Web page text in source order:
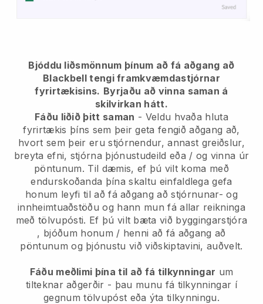
Bjóddu liðsmönnum þínum að fá aðgang að
Blackbell tengi framkvæmdastjórnar
fyrirtækisins. Byrjaðu að vinna saman á
skilvirkan hátt.
Fáðu liðið þitt saman - Veldu hvaða hluta
fyrirtækis þíns sem þeir geta fengið aðgang að,
hvort sem þeir eru stjórnendur, annast greiðslur,
breyta efni, stjórna þjónustudeild eða / og vinna úr
pöntunum. Til dæmis, ef þú vilt koma með
endurskoðanda þína skaltu einfaldlega gefa
honum leyfi til að fá aðgang að stjórnunar- og
innheimtuaðstöðu og hann mun fá allar reikninga
með tölvupósti. Ef þú vilt bæta við byggingarstjóra
, bjóðum honum / henni að fá aðgang að
pöntunum og þjónustu við viðskiptavini, auðvelt.
Fáðu meðlimi þína til að fá tilkynningar um
tilteknar aðgerðir - þau munu fá tilkynningar í
gegnum tölvupóst eða ýta tilkynningu.